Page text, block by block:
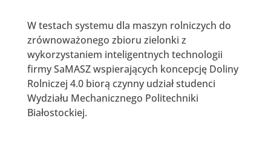
W testach systemu dla maszyn rolniczych do
zrównoważonego zbioru zielonki z
wykorzystaniem inteligentnych technologii
firmy SaMASZ wspierających koncepcję Doliny
Rolniczej 4.0 biorą czynny udział studenci
Wydziału Mechanicznego Politechniki
Białostockiej.